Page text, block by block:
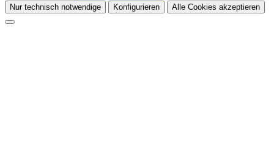
Nur technisch notwendige Konfigurieren Alle Cookies akzeptieren